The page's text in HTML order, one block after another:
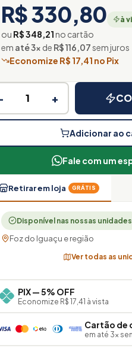
R$ 330,80 à
ou R$ 348,21no cartão
em até 3× de R$ 116,07 sem juros
Economize R$ 17,41 no Pix
+
Adicionar ao
Fale com um
Retirar em loja GRÁTIS
Disponível nas nossas unidades
Foz do Iguaçu e região
Ver todas as
PIX — 5% OFF
Economize R$ 17,41 à vista
Cartão de
em até 3×